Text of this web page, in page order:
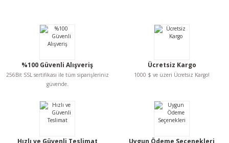
Görüş ve önerileriniz için teşekkür ederiz.
Ürün açıklamasında eksik bilgiler bulunuyor.
Ürün bilgilerinde hatalar bulunuyor.
Bu ürüne benzer farklı alternatifler olmalı.
%100 Güvenli Alışveriş
256Bit SSL sertifikası ile tüm siparişleriniz
güvende.
Ücretsiz Kargo
1000 $ ve üzeri Ücretsiz Kargo!
Hızlı ve Güvenli Teslimat Uygun Ödeme Seçenekleri